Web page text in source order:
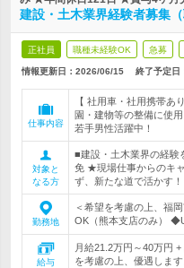
建設・土木業界経験者募集
正社員 職種未経験OK 急募
情報更新日：2026/06/15 終了予定日
仕事内容
【 社用車・社用携帯あ
園・建物等の整備に使
若手男性活躍中！
対象と
なる方
■建設・土木業界の経験
免 ★現場仕事からのキ
ず、新たな道で活かす！
勤務地
＜希望を考慮の上、福
OK（熊本支店のみ）
給与
月給21.2万円～40万円
を考慮の上、優遇しま